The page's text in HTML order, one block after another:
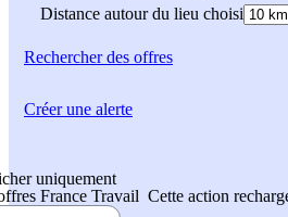
Distance autour du lieu choisi
Rechercherdes offres
uniquement
France Travail Cette action
Créer une alerte